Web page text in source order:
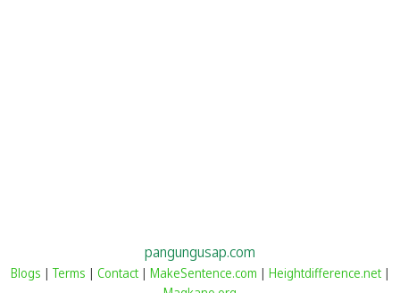
pangungusap.com
Blogs | Terms | Contact| MakeSentence.com | Heightdifference.net|